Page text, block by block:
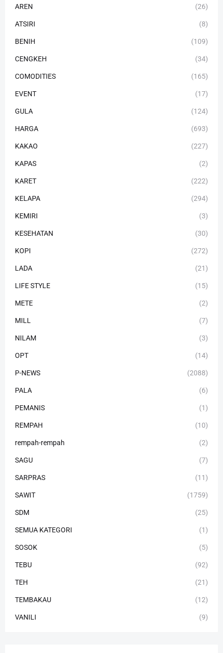
AREN (26)
ATSIRI (8)
BENIH (109)
CENGKEH (34)
COMODITIES (165)
EVENT (17)
GULA (124)
HARGA (693)
KAKAO (227)
KAPAS (2)
KARET (222)
KELAPA (294)
KEMIRI (3)
KESEHATAN (30)
KOPI (272)
LADA (21)
LIFE STYLE (15)
METE (2)
MILL (7)
NILAM (3)
OPT (14)
P-NEWS (2088)
PALA (6)
PEMANIS (1)
REMPAH (10)
rempah-rempah (2)
SAGU (7)
SARPRAS (11)
SAWIT (1759)
SDM (25)
SEMUA KATEGORI (1)
SOSOK (5)
TEBU (92)
TEH (21)
TEMBAKAU (12)
VANILI (9)